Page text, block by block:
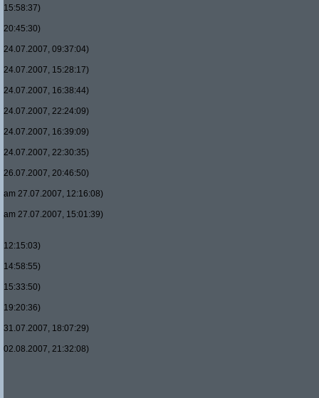
15:58:37)
20:45:30)
24.07.2007, 09:37:04)
24.07.2007, 15:28:17)
24.07.2007, 16:38:44)
24.07.2007, 22:24:09)
24.07.2007, 16:39:09)
24.07.2007, 22:30:35)
26.07.2007, 20:46:50)
am 27.07.2007, 12:16:08)
am 27.07.2007, 15:01:39)
12:15:03)
14:58:55)
15:33:50)
19:20:36)
31.07.2007, 18:07:29)
02.08.2007, 21:32:08)